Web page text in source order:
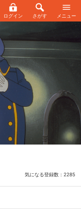
ログイン さがす メニュー
気になる登録数： 2285